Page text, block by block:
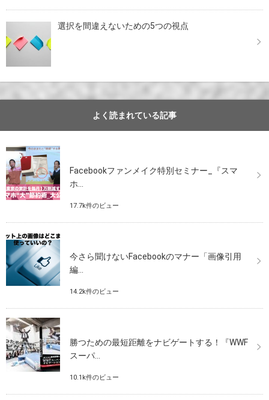
選択を間違えないための5つの視点
よく読まれている記事
Facebookファンメイク特別セミナー_『スマ
ホ...
17.7k件のビュー
今さら聞けないFacebookのマナー「画像引用
編...
14.2k件のビュー
勝つための最短距離をナビゲートする！『WWF
スーパ...
10.1k件のビュー